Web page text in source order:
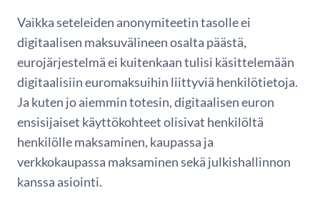
Vaikka seteleiden anonymiteetin tasolle ei
digitaalisen maksuvälineen osalta päästä,
eurojärjestelmä ei kuitenkaan tulisi käsittelemään
digitaalisiin euromaksuihin liittyviä henkilötietoja.
Ja kuten jo aiemmin totesin, digitaalisen euron
ensisijaiset käyttökohteet olisivat henkilöltä
henkilölle maksaminen, kaupassa ja
verkkokaupassa maksaminen sekä julkishallinnon
kanssa asiointi.